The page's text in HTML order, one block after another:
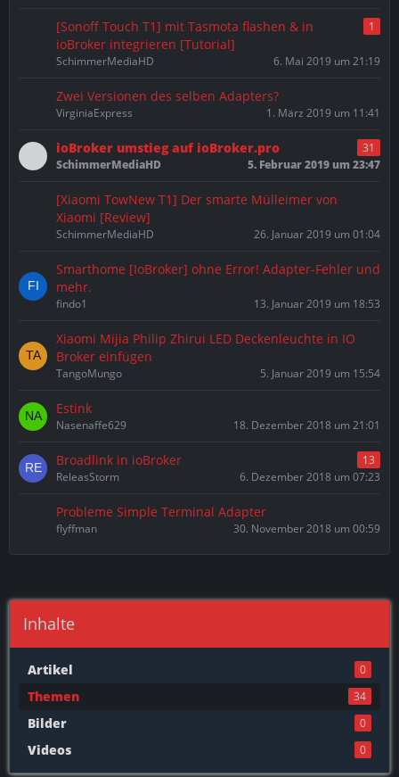
[Sonoff Touch T1] mit Tasmota flashen & in
ioBroker integrieren [Tutorial]
1
SchimmerMediaHD 6. Mai 2019 um 21:19
Zwei Versionen des selben Adapters?
VirginiaExpress 1. März 2019 um 11:41
ioBroker umstieg auf ioBroker.pro
31
SchimmerMediaHD
5. Februar 2019 um 23:47
[Xiaomi TowNew T1] Der smarte Mülleimer von
Xiaomi [Review]
SchimmerMediaHD 26. Januar 2019 um 01:04
Smarthome [IoBroker] ohne Error! Adapter-Fehler und
mehr.
findo1 13. Januar 2019 um 18:53
Xiaomi Mijia Philip Zhirui LED Deckenleuchte in IO
Broker einfügen
TangoMungo 5. Januar 2019 um 15:54
Estink
Nasenaffe629 18. Dezember 2018 um 21:01
Broadlink in ioBroker
13
ReleasStorm
6. Dezember 2018 um 07:23
Probleme Simple Terminal Adapter
flyffman 30. November 2018 um 00:59
Inhalte
Artikel 0
Themen 34
Bilder 0
Videos 0